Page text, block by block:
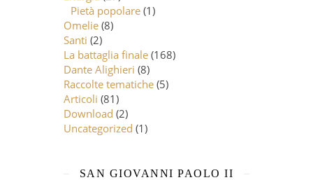
Pietà popolare (1)
Omelie (8)
Santi (2)
La battaglia finale (168)
Dante Alighieri (8)
Raccolte tematiche (5)
Articoli (81)
Download (2)
Uncategorized (1)
SAN GIOVANNI PAOLO II